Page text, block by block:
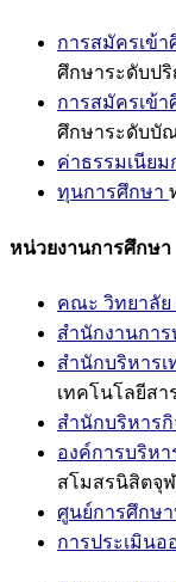
การสมัครเข้
ศึกษาระดับ
การสมัครเข้
ศึกษาระดับบั
ค่าธรรมเนียม
ทุนการศึกษา
หน่วยงานการศึกษา
คณะ วิทยาลัย
สำนักงานการ
สำนักบริหาร
เทคโนโลยีสา
สำนักบริหาร
องค์การบริห
สโมสรนิสิตจุ
ศูนย์การศึกษา
การประเมินอ